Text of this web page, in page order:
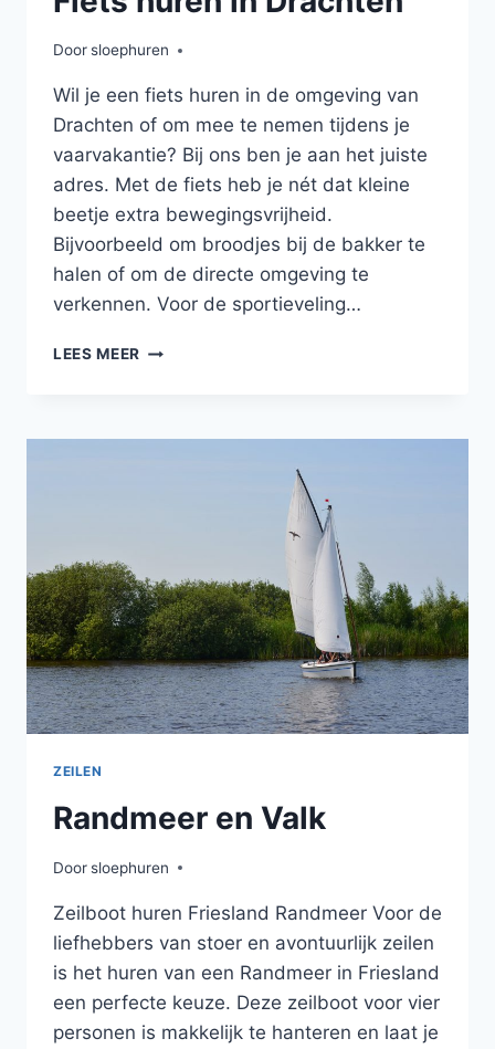
Doorsloephuren
Wil je een fiets huren in de omgeving van
Drachten of om mee te nemen tijdens je
vaarvakantie? Bij ons ben je aan het juiste
adres. Met de fiets heb je nét dat kleine
beetje extra bewegingsvrijheid.
Bijvoorbeeld om broodjes bij de bakker te
halen of om de directe omgeving te
verkennen. Voor de sportieveling…
LEES MEER
ZEILEN
Randmeer en Valk
Doorsloephuren
Zeilboot huren Friesland Randmeer Voor de
liefhebbers van stoer en avontuurlijk zeilen
is het huren van een Randmeer in Friesland
een perfecte keuze. Deze zeilboot voor vier
personen is makkelijk te hanteren en laat je